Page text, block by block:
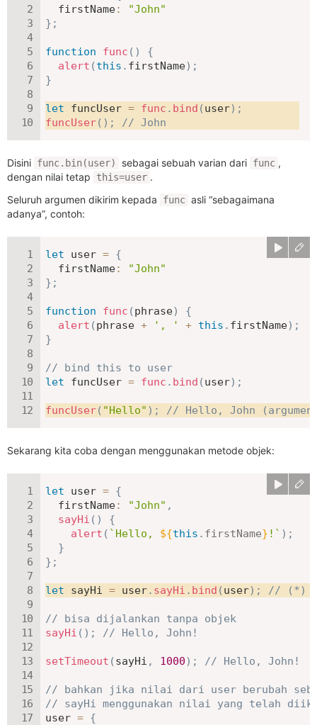
firstName:
"John"
} ;
function func ( )
{
alert (this . firstName) ;
}
let funcUser = func . bind (user) ;
funcUser( ) ; // John
Disini func.bin(user) sebagai sebuah varian dari func ,
dengan nilai tetap
this=user .
Seluruh argumen dikirim kepada
func asli “sebagaimana
adanya”, contoh:
let user = {
firstName:
"John"
} ;
function func (phrase)
{
alert (phrase + ', ' + this . firstName) ;
}
// bind this to user
let funcUser = func . bind (user) ;
funcUser( "Hello" ) ; // Hello, John
Sekarang kita coba dengan menggunakan metode objek:
let user = {
firstName: "John" ,
sayHi ( )
{
alert ( ` Hello, ${this . firstName} ! ` ) ;
}
} ;
let sayHi = user. sayHi . bind (user) ; // (*)
// bisa dijalankan tanpa objek
sayHi ( ) ; // Hello, John!
setTimeout (sayHi , 1000) ; // Hello, John!
// bahkan jika nilai dari user berubah
// sayHi menggunakan nilai yang telah
user = {